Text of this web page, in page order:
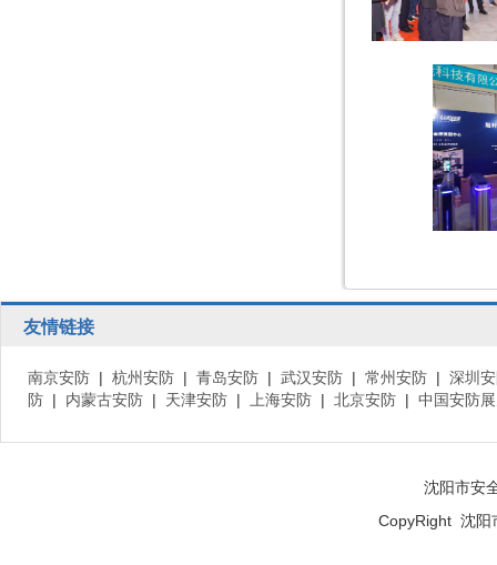
友情链接
南京安防 | 杭州安防 | 青岛安防 | 武汉安防 | 常州安防 | 深圳
防 | 内蒙古安防 | 天津安防 | 上海安防 | 北京安防 | 中国安防
沈阳市安
CopyRight 沈阳